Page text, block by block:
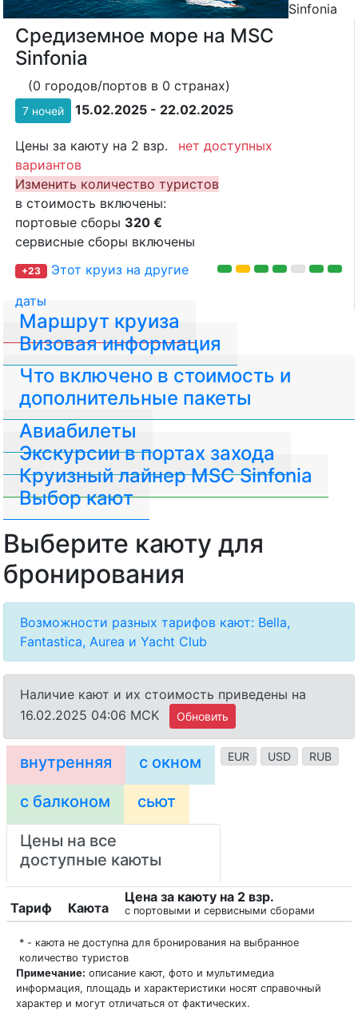
Sinfonia
Средиземное море на MSC
Sinfonia
(0 городов/портов в 0 странах)
7 ночей 15.02.2025 - 22.02.2025
Цены за каюту на 2 взр.
нет доступных
вариантов
Изменить количество туристов
в стоимость включены:
портовые сборы 320 €
сервисные сборы включены
+23
Этот круиз на другие
даты
Маршрут круиза
Визовая информация
Авиабилеты
Что включено в стоимость и
дополнительные пакеты
Экскурсии в портах захода
Круизный лайнер MSC Sinfonia
Выбор кают
Выберите каюту для
бронирования
Возможности разных тарифов кают: Bella,
Fantastica, Aurea и Yacht Club
Наличие кают и их стоимость приведены на
16.02.2025 04:06 MCK
Обновить
EUR USD RUB
внутренняя с окном
с балконом сьют
Цены на все
доступные каюты
Тариф Каюта
Цена за каюту на 2 взр.
с портовыми и сервисными сборами
* - каюта не доступна для бронирования на выбранное
количество туристов
Примечание: описание кают, фото и мультимедиа
информация, площадь и характеристики носят справочный
характер и могут отличаться от фактических.